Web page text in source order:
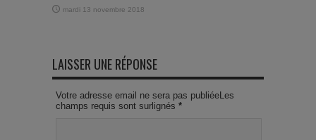
mardi 13 novembre 2018
LAISSER UNE RÉPONSE
Votre adresse email ne sera pas publiéeLes
champs requis sont surlignés *